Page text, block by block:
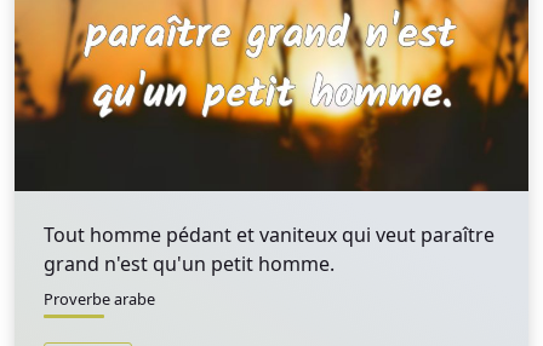
Tout homme pédant et vaniteux qui veut paraître
grand n'est qu'un petit homme.
Proverbe arabe